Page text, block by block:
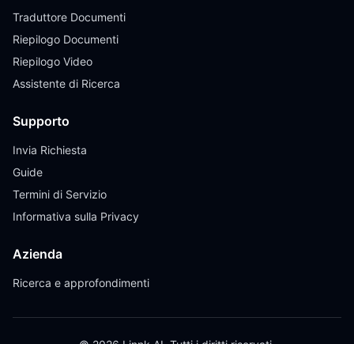
Traduttore Documenti
Riepilogo Documenti
Riepilogo Video
Assistente di Ricerca
Supporto
Invia Richiesta
Guide
Termini di Servizio
Informativa sulla Privacy
Azienda
Ricerca e approfondimenti